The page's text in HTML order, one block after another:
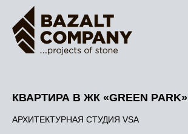
КВАРТИРА В ЖК «GREEN PARK»
АРХИТЕКТУРНАЯ СТУДИЯ VSA